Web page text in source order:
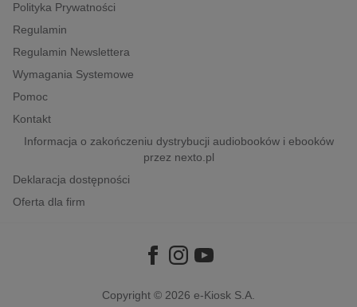
psychologiczne
inne
popularno-naukowe
historia
Polityka Prywatności
Regulamin
Regulamin Newslettera
Wymagania Systemowe
Pomoc
Kontakt
Informacja o zakończeniu dystrybucji audiobooków i ebooków
przez nexto.pl
Deklaracja dostępności
Oferta dla firm
Copyright © 2026 e-Kiosk S.A.